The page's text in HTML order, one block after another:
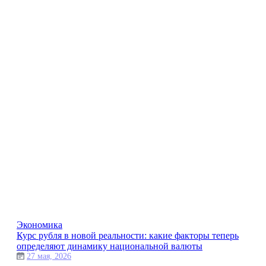
Экономика
Курс рубля в новой реальности: какие факторы теперь
определяют динамику национальной валюты
27 мая, 2026